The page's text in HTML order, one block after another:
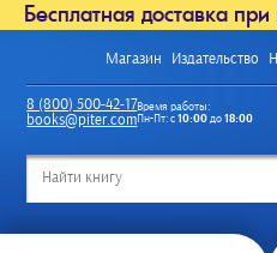
Бесплатная доставка
Магазин Издательство
8 (800) 500-42-17
books@piter.com
Время работы:
Пн-Пт: с10:00до18:00